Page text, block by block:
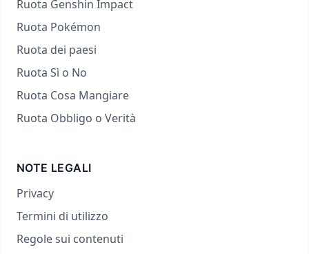
Ruota Genshin Impact
Ruota Pokémon
Ruota dei paesi
Ruota Sì o No
Ruota Cosa Mangiare
Ruota Obbligo o Verità
NOTE LEGALI
Privacy
Termini di utilizzo
Regole sui contenuti